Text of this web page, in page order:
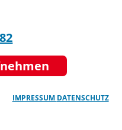
IMPRESSUM DATENSCHUTZ